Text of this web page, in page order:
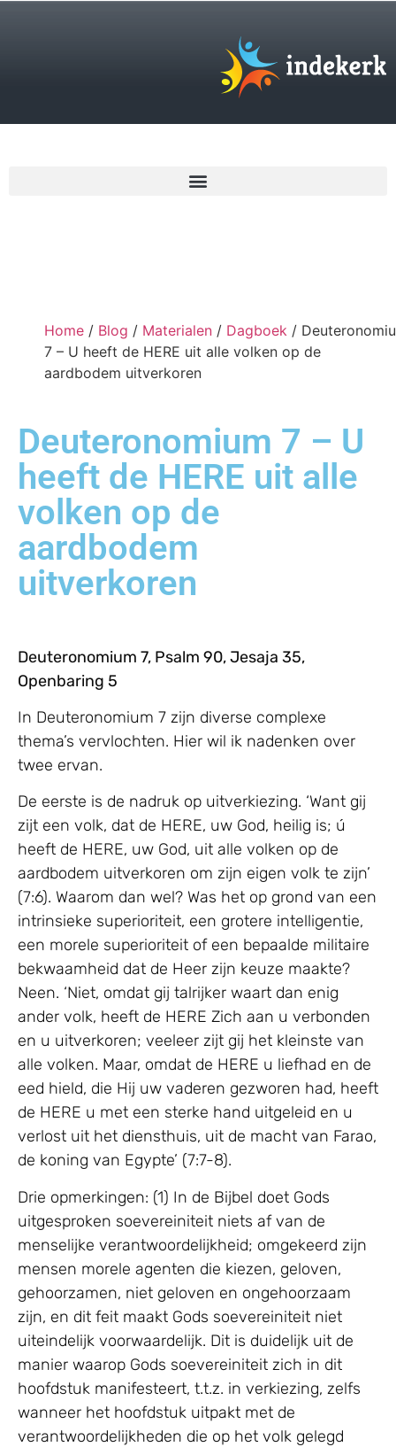
Home / Blog / Materialen / Dagboek /
7 – U heeft de HERE uit alle volken op de
aardbodem uitverkoren
Deuteronomium 7 – U
heeft de HERE uit alle
volken op de
aardbodem
uitverkoren
Deuteronomium 7, Psalm 90, Jesaja 35,
Openbaring 5
In Deuteronomium 7 zijn diverse complexe
thema’s vervlochten. Hier wil ik nadenken over
twee ervan.
De eerste is de nadruk op uitverkiezing. ‘Want gij
zijt een volk, dat de HERE, uw God, heilig is; ú
heeft de HERE, uw God, uit alle volken op de
aardbodem uitverkoren om zijn eigen volk te zijn’
(7:6). Waarom dan wel? Was het op grond van een
intrinsieke superioriteit, een grotere intelligentie,
een morele superioriteit of een bepaalde militaire
bekwaamheid dat de Heer zijn keuze maakte?
Neen. ‘Niet, omdat gij talrijker waart dan enig
ander volk, heeft de HERE Zich aan u verbonden
en u uitverkoren; veeleer zijt gij het kleinste van
alle volken. Maar, omdat de HERE u liefhad en de
eed hield, die Hij uw vaderen gezworen had, heeft
de HERE u met een sterke hand uitgeleid en u
verlost uit het diensthuis, uit de macht van Farao,
de koning van Egypte’ (7:7-8).
Drie opmerkingen: (1) In de Bijbel doet Gods
uitgesproken soevereiniteit niets af van de
menselijke verantwoordelijkheid; omgekeerd zijn
mensen morele agenten die kiezen, geloven,
gehoorzamen, niet geloven en ongehoorzaam
zijn, en dit feit maakt Gods soevereiniteit niet
uiteindelijk voorwaardelijk. Dit is duidelijk uit de
manier waarop Gods soevereiniteit zich in dit
hoofdstuk manifesteert, t.t.z. in verkiezing, zelfs
wanneer het hoofdstuk uitpakt met de
verantwoordelijkheden die op het volk gelegd